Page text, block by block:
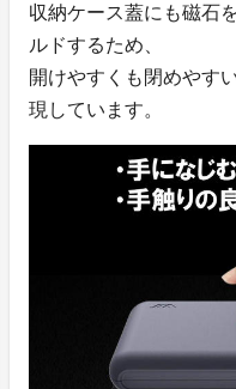
収納ケース蓋にも磁石
ルドするため、
開けやすくも閉めやす
現しています。